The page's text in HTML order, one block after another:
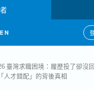
臺灣求職困境：履歷投了卻沒
人才錯配」的背後真相